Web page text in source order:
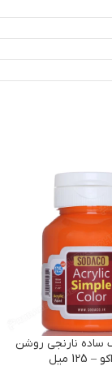
ساده نارنجی روشن
میل